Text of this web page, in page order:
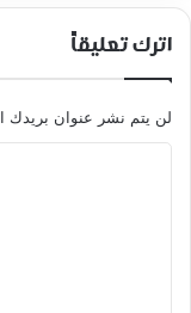
اترك تعليقاً
لن يتم نشر عنوان بريدك